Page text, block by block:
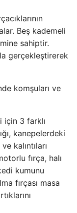
Beş kademeli
sahiptir.
gerçekleştirerek
komşuları ve
için 3 farklı
kanepelerdeki
kalıntıları
fırça, halı
kumunu
fırçası masa